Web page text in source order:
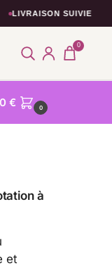
SUIVIE
0
€ 0
à
et